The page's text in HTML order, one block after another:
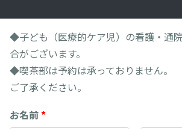
◆子ども（医療的ケア児）の看護・通
合がございます。
◆喫茶部は予約は承っておりません。
ご了承ください。
お名前 *